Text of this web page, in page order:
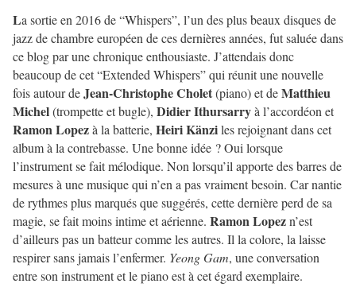
La sortie en 2016 de “Whispers”, l’un des plus beaux disques de
jazz de chambre européen de ces dernières années, fut saluée dans
ce blog par une chronique enthousiaste. J’attendais donc
beaucoup de cet “Extended Whispers” qui réunit une nouvelle
fois autour deJean-Christophe Cholet(piano) et deMatthieu
Michel(trompette et bugle), Didier Ithursarryà l’accordéon et
Ramon Lopezà la batterie, Heiri Känziles rejoignant dans cet
album à la contrebasse. Une bonne idée ? Oui lorsque
l’instrument se fait mélodique. Non lorsqu’il apporte des barres de
mesures à une musique qui n’en a pas vraiment besoin. Car nantie
de rythmes plus marqués que suggérés, cette dernière perd de sa
magie, se fait moins intime et aérienne. Ramon Lopezn’est
d’ailleurs pas un batteur comme les autres. Il la colore, la laisse
respirer sans jamais l’enfermer. Yeong Gam, une conversation
entre son instrument et le piano est à cet égard exemplaire.